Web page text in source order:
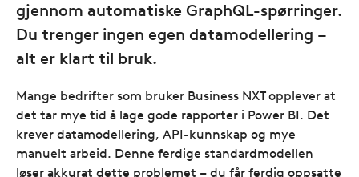
gjennom automatiske GraphQL-spørringer.
Du trenger ingen egen datamodellering –
alt er klart til bruk.
Mange bedrifter som bruker Business NXT opplever at
det tar mye tid å lage gode rapporter i Power BI. Det
krever datamodellering, API-kunnskap og mye
manuelt arbeid. Denne ferdige standardmodellen
løser akkurat dette problemet – du får ferdig oppsatte